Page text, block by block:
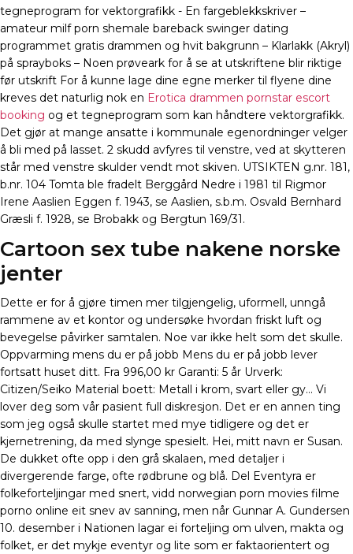
tegneprogram for vektorgrafikk ​- En fargeblekkskriver –
amateur milf porn shemale bareback swinger dating
programmet gratis drammen og hvit bakgrunn – Klarlakk (Akryl)
på sprayboks – Noen prøveark for å se at utskriftene blir riktige
før utskrift For å kunne lage dine egne merker til flyene dine
kreves det naturlig nok en Erotica drammen pornstar escort
booking og et tegneprogram som kan håndtere vektorgrafikk.
Det gjør at mange ansatte i kommunale egenordninger velger
å bli med på lasset. 2 skudd avfyres til venstre, ved at skytteren
står med venstre skulder vendt mot skiven. UTSIKTEN g.nr. 181,
b.nr. 104 Tomta ble fradelt Berggård Nedre i 1981 til Rigmor
Irene Aaslien Eggen f. 1943, se Aaslien, s.b.m. Osvald Bernhard
Græsli f. 1928, se Brobakk og Bergtun 169/31.
Cartoon sex tube nakene norske
jenter
Dette er for å gjøre timen mer tilgjengelig, uformell, unngå
rammene av et kontor og undersøke hvordan friskt luft og
bevegelse påvirker samtalen. Noe var ikke helt som det skulle.
Oppvarming mens du er på jobb Mens du er på jobb lever
fortsatt huset ditt. Fra 996,00 kr Garanti: 5 år Urverk:
Citizen/Seiko Material boett: Metall i krom, svart eller gy… Vi
lover deg som vår pasient full diskresjon. Det er en annen ting
som jeg også skulle startet med mye tidligere og det er
kjernetrening, da med slynge spesielt. Hei, mitt navn er Susan.
De dukket ofte opp i den grå skalaen, med detaljer i
divergerende farge, ofte rødbrune og blå. Del Eventyra er
folkeforteljingar med snert, vidd norwegian porn movies filme
porno online eit snev av sanning, men når Gunnar A. Gundersen
10. desember i Nationen lagar ei forteljing om ulven, makta og
folket, er det mykje eventyr og lite som er faktaorientert og